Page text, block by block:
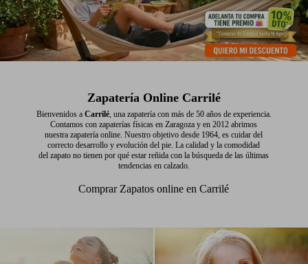
Zapatería Online Carrilé
Bienvenidos a Carrilé, una zapatería con más de 50 años de experiencia.
Contamos con zapaterías físicas en Zaragoza y en 2012 abrimos
nuestra zapatería online. Nuestro objetivo desde 1964, es cuidar del
correcto desarrollo y evolución del pie. La calidad y la comodidad
del zapato no tienen por qué estar reñida con la búsqueda de las últimas
tendencias en calzado.
Comprar Zapatos online en Carrilé